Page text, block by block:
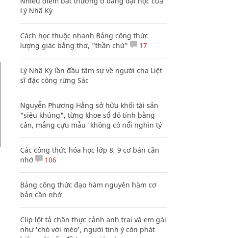
Lý Nhã Kỳ
Cách học thuộc nhanh Bảng công thức
lượng giác bằng thơ, "thần chú"
17
Lý Nhã Kỳ lần đầu tâm sự về người cha Liệt
sĩ đặc công rừng Sác
Nguyễn Phương Hằng sở hữu khối tài sản
"siêu khủng", từng khoe sổ đỏ tính bằng
cân, mắng cựu mẫu 'không có nổi nghìn tỷ'
Các công thức hóa học lớp 8, 9 cơ bản cần
nhớ
106
Bảng công thức đạo hàm nguyên hàm cơ
bản cần nhớ
Clip lột tả chân thực cảnh anh trai và em gái
như 'chó với mèo', người tinh ý còn phát